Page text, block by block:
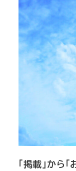
「掲載」から